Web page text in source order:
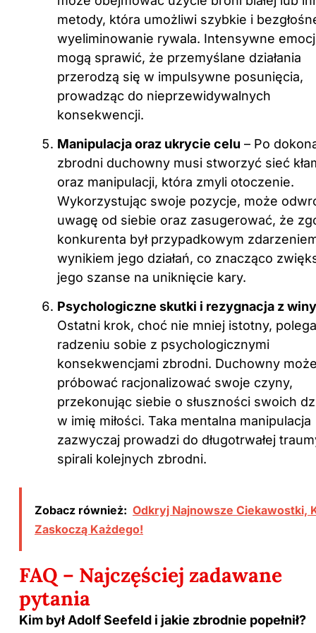
metody, która umożliwi szybkie i
wyeliminowanie rywala. Intensywne
mogą sprawić, że przemyślane działania
przerodzą się w impulsywne posunięcia,
prowadząc do nieprzewidywalnych
konsekwencji.
Manipulacja oraz ukrycie celu – Po
zbrodni duchowny musi stworzyć sieć
oraz manipulacji, która zmyli otoczenie.
Wykorzystując swoje pozycje, może
uwagę od siebie oraz zasugerować, że
konkurenta był przypadkowym
wynikiem jego działań, co znacząco
jego szanse na uniknięcie kary.
Psychologiczne skutki i rezygnacja z winy
Ostatni krok, choć nie mniej istotny,
radzeniu sobie z psychologicznymi
konsekwencjami zbrodni. Duchowny
próbować racjonalizować swoje czyny,
przekonując siebie o słuszności swoich
w imię miłości. Taka mentalna manipulacja
zazwyczaj prowadzi do długotrwałej
spirali kolejnych zbrodni.
Zobacz również: Odkryj Najnowsze Ciekawostki,
Zaskoczą Każdego!
FAQ – Najczęściej zadawane
pytania
Kim był Adolf Seefeld i jakie zbrodnie popełnił?